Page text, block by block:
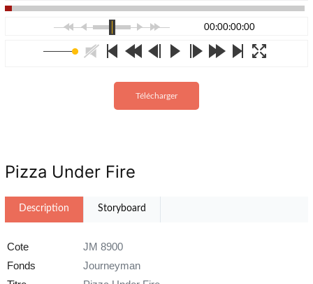
00:00:00:00
Télécharger
Pizza Under Fire
Description Storyboard
Cote
JM 8900
Fonds
Journeyman